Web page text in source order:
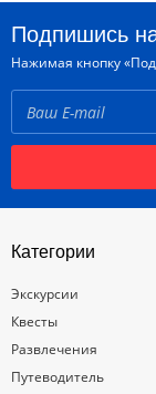
Подпишись
Нажимая кнопку
Категории
Экскурсии
Квесты
Развлечения
Путеводитель